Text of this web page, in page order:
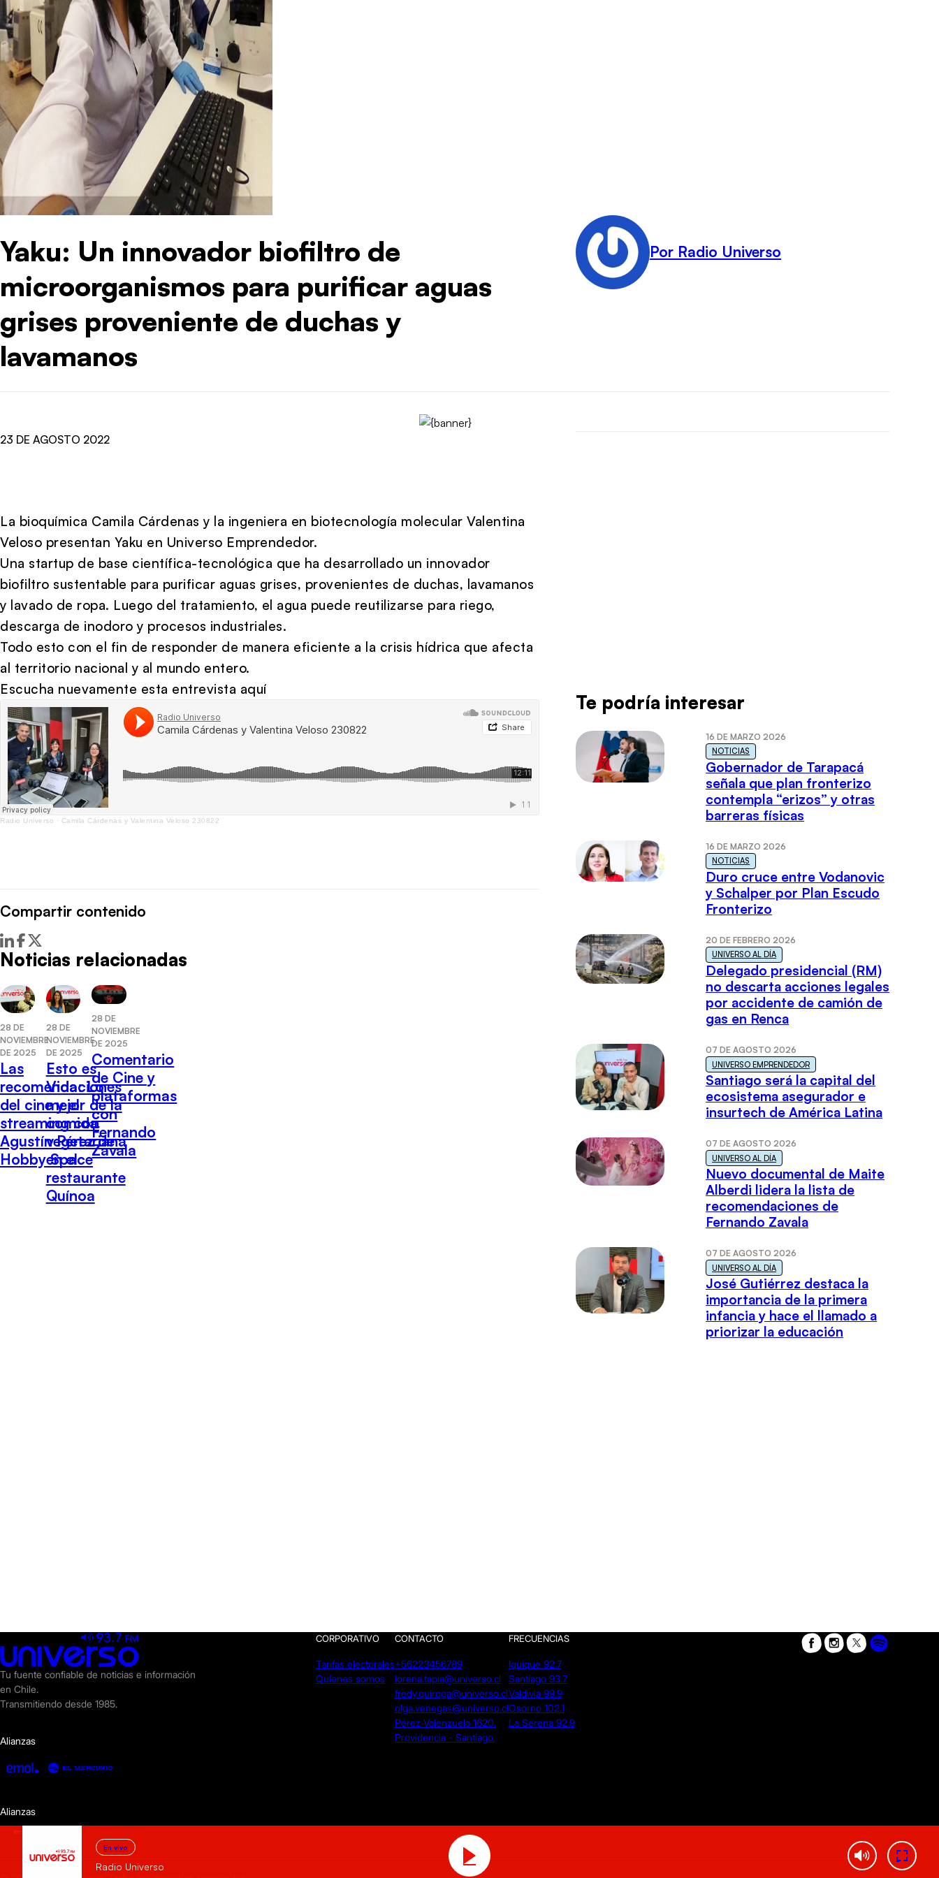
Yaku: Un innovador biofiltro de
microorganismos para purificar aguas
grises proveniente de duchas y
lavamanos
Por Radio Universo
23 DE AGOSTO 2022
La bioquímica Camila Cárdenas y la ingeniera en biotecnología molecular Valentina
Veloso presentan Yaku en Universo Emprendedor.
Una startup de base científica-tecnológica que ha desarrollado un innovador
biofiltro sustentable para purificar aguas grises, provenientes de duchas, lavamanos
y lavado de ropa. Luego del tratamiento, el agua puede reutilizarse para riego,
descarga de inodoro y procesos industriales.
Todo esto con el fin de responder de manera eficiente a la crisis hídrica que afecta
al territorio nacional y al mundo entero.
Escucha nuevamente esta entrevista aquí
Radio Universo · Camila Cárdenas y Valentina Veloso 230822
Compartir contenido
Noticias relacionadas
28 DE
NOVIEMBRE
DE 2025
Las
recomendaciones
del cine y el
streaming con
Agustín Pérez de
Hobby Space
28 DE
NOVIEMBRE
DE 2025
Esto es
Vida: Lo
mejor de la
comida
vegetariana
en el
restaurante
Quínoa
28 DE
NOVIEMBRE
DE 2025
Comentario
de Cine y
plataformas
con
Fernando
Zavala
Te podría interesar
16 DE MARZO 2026
NOTICIAS
Gobernador de Tarapacá
señala que plan fronterizo
contempla “erizos” y otras
barreras físicas
16 DE MARZO 2026
NOTICIAS
Duro cruce entre Vodanovic
y Schalper por Plan Escudo
Fronterizo
20 DE FEBRERO 2026
UNIVERSO AL DÍA
Delegado presidencial (RM)
no descarta acciones legales
por accidente de camión de
gas en Renca
07 DE AGOSTO 2026
UNIVERSO EMPRENDEDOR
Santiago será la capital del
ecosistema asegurador e
insurtech de América Latina
07 DE AGOSTO 2026
UNIVERSO AL DÍA
Nuevo documental de Maite
Alberdi lidera la lista de
recomendaciones de
Fernando Zavala
07 DE AGOSTO 2026
UNIVERSO AL DÍA
José Gutiérrez destaca la
importancia de la primera
infancia y hace el llamado a
priorizar la educación
En vivo
Radio Universo
Tu fuente confiable de noticias e información
en Chile.
Transmitiendo desde 1985.
Alianzas
CORPORATIVO
Tarifas electorales
Quienes somos
CONTACTO
+56223456789
lorena.tapia@universo.cl
fredy.quiroga@universo.cl
olga.venegas@universo.cl
Pérez Valenzuela 1620.
Providencia - Santiago.
FRECUENCIAS
Iquique 92.7
Santiago 93.7
Valdivia 99.9
Osorno 102.1
La Serena 92.9
Alianzas